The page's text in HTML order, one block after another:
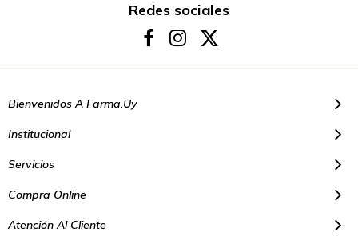
Redes sociales
Bienvenidos A Farma.uy
Institucional
Servicios
Compra Online
Atención Al Cliente